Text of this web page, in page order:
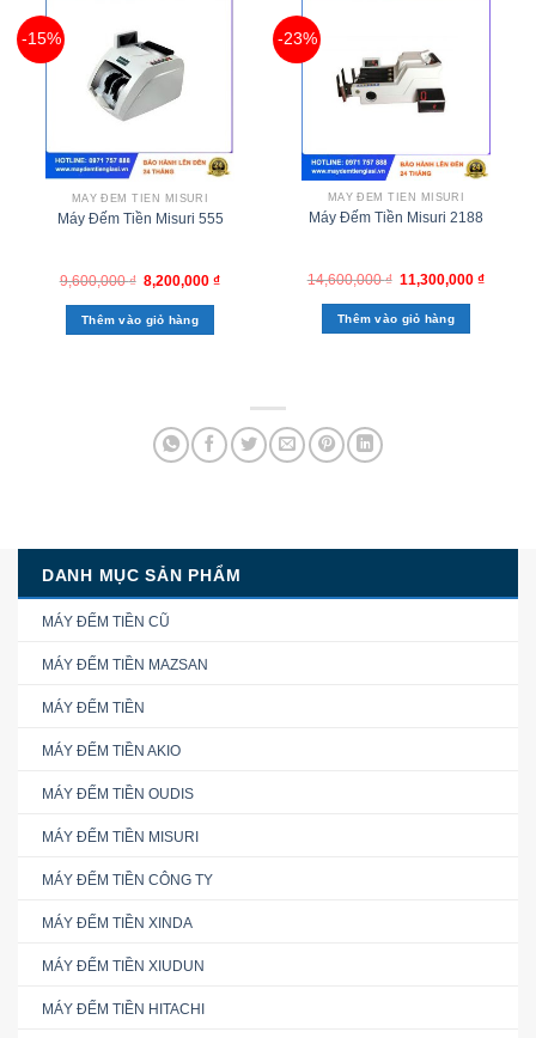
DANH MỤC SẢN PHẨM
MÁY ĐẾM TIỀN CŨ
MÁY ĐẾM TIỀN MAZSAN
MÁY ĐẾM TIỀN
MÁY ĐẾM TIỀN AKIO
MÁY ĐẾM TIỀN OUDIS
MÁY ĐẾM TIỀN MISURI
MÁY ĐẾM TIỀN CÔNG TY
MÁY ĐẾM TIỀN XINDA
MÁY ĐẾM TIỀN XIUDUN
MÁY ĐẾM TIỀN HITACHI
-15%
MÁY ĐẾM TIỀN MISURI
Máy Đếm Tiền Misuri 555
9,600,000₫ 8,200,000₫
Thêm vào giỏ hàng
-23%
MÁY ĐẾM TIỀN MISURI
Máy Đếm Tiền Misuri 2188
14,600,000₫ 11,300,000₫
Thêm vào giỏ hàng